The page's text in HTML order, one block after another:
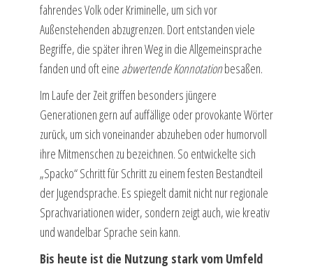
fahrendes Volk oder Kriminelle, um sich vor
Außenstehenden abzugrenzen. Dort entstanden viele
Begriffe, die später ihren Weg in die Allgemeinsprache
fanden und oft eine abwertende Konnotationbesaßen.
Im Laufe der Zeit griffen besonders jüngere
Generationen gern auf auffällige oder provokante Wörter
zurück, um sich voneinander abzuheben oder humorvoll
ihre Mitmenschen zu bezeichnen. So entwickelte sich
„Spacko“ Schritt für Schritt zu einem festen Bestandteil
der Jugendsprache. Es spiegelt damit nicht nur regionale
Sprachvariationen wider, sondern zeigt auch, wie kreativ
und wandelbar Sprache sein kann.
Bis heute ist die Nutzung stark vom Umfeld